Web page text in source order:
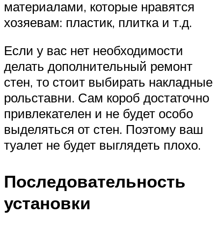
материалами, которые нравятся
хозяевам: пластик, плитка и т.д.
Если у вас нет необходимости
делать дополнительный ремонт
стен, то стоит выбирать накладные
рольставни. Сам короб достаточно
привлекателен и не будет особо
выделяться от стен. Поэтому ваш
туалет не будет выглядеть плохо.
Последовательность
установки